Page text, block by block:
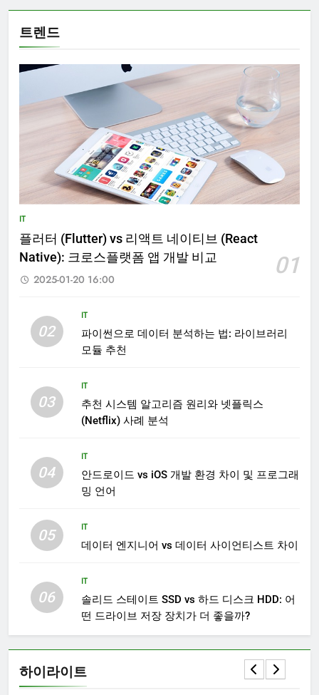
트렌드
IT
플러터 (Flutter) vs 리액트 네이티브 (React
Native): 크로스플랫폼 앱 개발 비교
01
2025-01-20 16:00
02
IT
파이썬으로 데이터 분석하는 법: 라이브러리
모듈 추천
03
IT
추천 시스템 알고리즘 원리와 넷플릭스
(Netflix) 사례 분석
04
IT
안드로이드 vs iOS 개발 환경 차이 및 프로그래
밍 언어
05
IT
데이터 엔지니어 vs 데이터 사이언티스트 차이
06
IT
솔리드 스테이트 SSD vs 하드 디스크 HDD: 어
떤 드라이브 저장 장치가 더 좋을까?
하이라이트